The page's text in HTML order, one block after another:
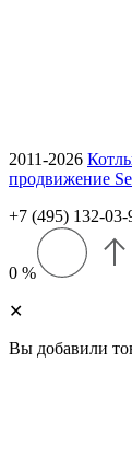
2011-2026
продвижение
+7 (495) 132-03-
0 %
✕
Вы добавили